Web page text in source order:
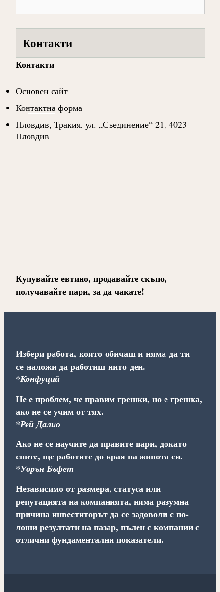
Контакти
Контакти
Основен сайт
Контактна форма
Пловдив, Тракия, ул. „Съединение“ 21, 4023
Пловдив
Купувайте евтино, продавайте скъпо,
получавайте пари, за да чакате!
Избери работа, която обичаш и няма да ти
се наложи да работиш нито ден.
*Конфуций
Не е проблем, че правим грешки, но е грешка,
ако не се учим от тях.
*Рей Далио
Ако не се научите да правите пари, докато
спите, ще работите до края на живота си.
*Уорън Бъфет
Независимо от размера, статуса или
репутацията на компанията, няма разумна
причина инвеститорът да се задоволи с по-
лоши резултати на пазар, пълен с компании с
отлични фундаментални показатели.